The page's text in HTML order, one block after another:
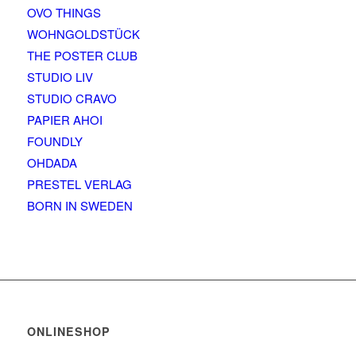
OVO THINGS
WOHNGOLDSTÜCK
THE POSTER CLUB
STUDIO LIV
STUDIO CRAVO
PAPIER AHOI
FOUNDLY
OHDADA
PRESTEL VERLAG
BORN IN SWEDEN
ONLINESHOP